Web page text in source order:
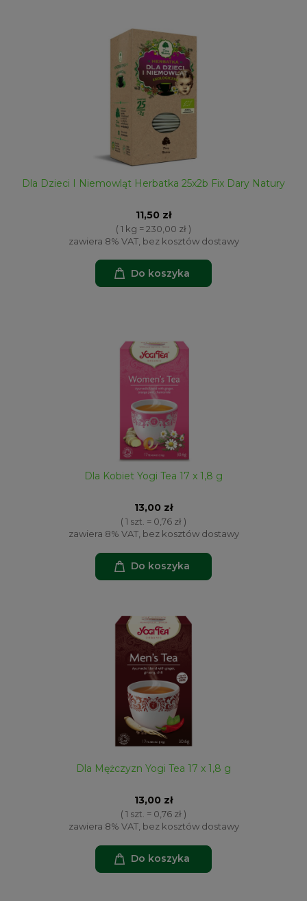
Dla Dzieci I Niemowląt Herbatka 25x2b Fix Dary Natury
11,50 zł
( 1 kg = 230,00 zł )
zawiera 8% VAT, bez kosztów dostawy
Do koszyka
Dla Kobiet Yogi Tea 17 x 1,8 g
13,00 zł
( 1 szt. = 0,76 zł )
zawiera 8% VAT, bez kosztów dostawy
Do koszyka
Dla Mężczyzn Yogi Tea 17 x 1,8 g
13,00 zł
( 1 szt. = 0,76 zł )
zawiera 8% VAT, bez kosztów dostawy
Do koszyka